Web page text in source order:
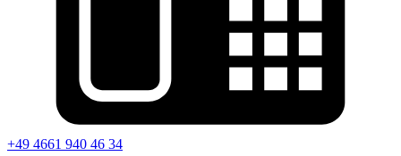
+49 4661 940 46 34